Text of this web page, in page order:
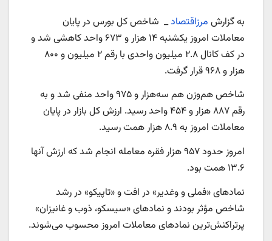
به گزارش مرزاقتصاد_ شاخص کل بورس در پایان
معاملات امروز یکشنبه ۱۴ هزار و ۶۷۳ واحد کاهشی شد و
در کف کانال ۲.۸ میلیون واحدی با رقم ۲ میلیون و ۸۰۰
هزار و ۹۶۸ قرار گرفت.
شاخص هم‌وزن هم سه‌هزار و ۹۷۵ واحد منفی شد و به
رقم ۸۸۷ هزار و ۴۵۴ واحد رسید. ارزش کل بازار در پایان
معاملات امروز به ۸.۹ هزار همت رسید.
امروز حدود ۹۵۷ هزار فقره معامله انجام شد که ارزش آنها
۱۳.۶ همت بود.
نمادهای «فملی و وغدیر» در افت و «تاپیکو» در رشد
شاخص مؤثر بودند و نمادهای «سیسکو، ذوب و غانیزان»
پرتراکنش‌ترین نمادهای معاملات امروز محسوب می‌شوند.